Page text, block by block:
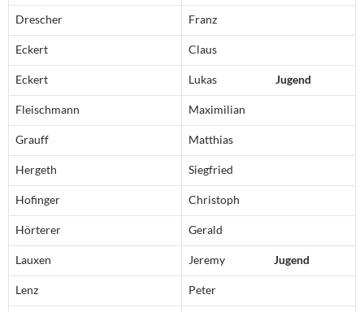
Drescher Franz
Eckert Claus
Eckert Lukas Jugend
Fleischmann Maximilian
Grauff Matthias
Hergeth Siegfried
Hofinger Christoph
Hörterer Gerald
Lauxen Jeremy Jugend
Lenz Peter